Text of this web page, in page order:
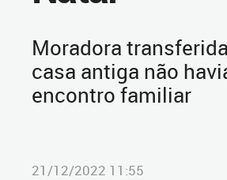
Moradora
casa antiga não
encontro familiar
21/12/2022 11:55